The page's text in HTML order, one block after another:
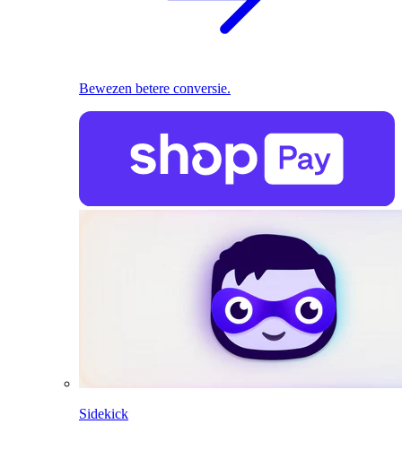
Bewezen betere conversie.
Sidekick